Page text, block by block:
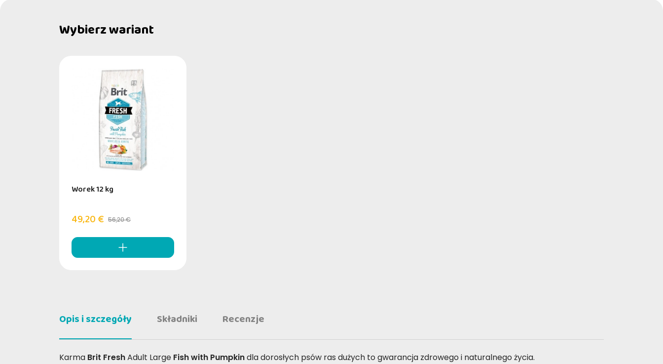
Wybierz wariant
Worek 12 kg
49,20 € 56,20 €
Opis i szczegóły Składniki Recenzje
Karma Brit FreshAdult Large Fish with Pumpkindla dorosłych psów ras dużych to gwarancja zdrowego i naturalnego życia.